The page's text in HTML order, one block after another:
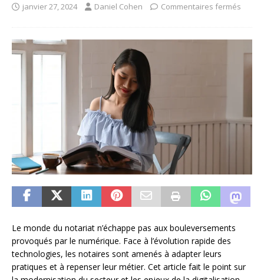
janvier 27, 2024 Daniel Cohen Commentaires fermés
Le monde du notariat n’échappe pas aux bouleversements
provoqués par le numérique. Face à l’évolution rapide des
technologies, les notaires sont amenés à adapter leurs
pratiques et à repenser leur métier. Cet article fait le point sur